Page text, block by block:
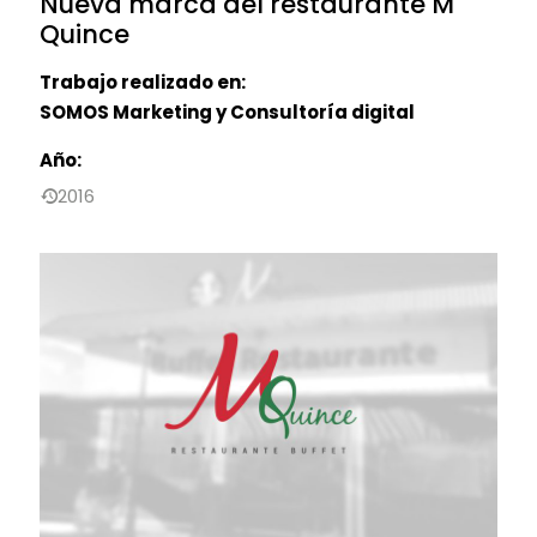
Quince
Trabajo realizado en:
SOMOS Marketing y Consultoría digital
Año:
2016